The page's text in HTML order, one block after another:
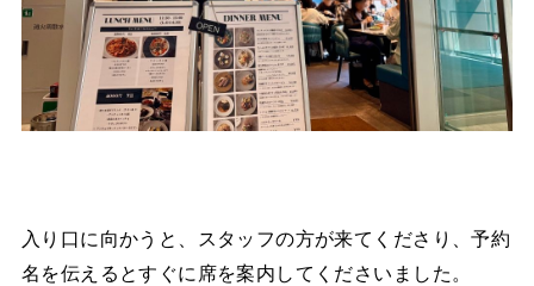
入り口に向かうと、スタッフの方が来てくださり、予約
名を伝えるとすぐに席を案内してくださいました。